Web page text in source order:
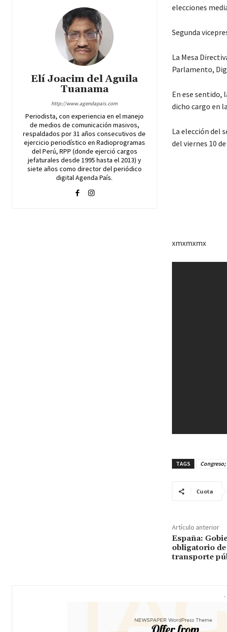
Elí Joacim del Aguila
Tuanama
http://www.agendapais.com
Periodista, con experiencia en el manejo
de medios de comunicación masivos,
respaldados por 31 años consecutivos de
ejercicio periodístico en Radioprogramas
del Perú, RPP (donde ejerció cargos
jefaturales desde 1995 hasta el 2013) y
siete años como director del periódico
digital Agenda País.
elecciones
Segunda
La Mesa
Parlamento,
En ese sentido,
dicho cargo en
La elección del
del viernes 10
xmxmxmx
TAGS
Cuota
Artículo anterior
España:
obligatorio
transporte
-